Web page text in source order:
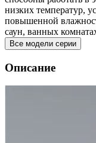
низких температур,
повышенной
саун, ванных
Все модели серии
Описание